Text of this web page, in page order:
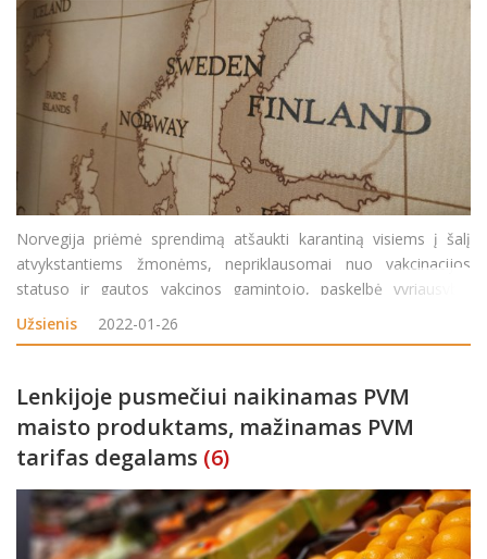
Norvegija priėmė sprendimą atšaukti karantiną visiems į šalį
atvykstantiems žmonėms, nepriklausomai nuo vakcinacijos
statuso ir gautos vakcinos gamintojo, paskelbė vyriausybė.
„Vadovaudamiesi Nacionalinio visuomenės sveikatos apsaugos
instituto rekomendacijomis atšaukiame
Užsienis 2022-01-26
Lenkijoje pusmečiui naikinamas PVM
maisto produktams, mažinamas PVM
tarifas degalams (6)